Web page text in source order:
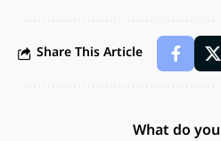
Share This Article
What do